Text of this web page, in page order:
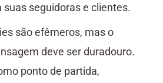
seguidoras e clientes.
são efêmeros, mas o
deve ser duradouro.
ponto de partida,